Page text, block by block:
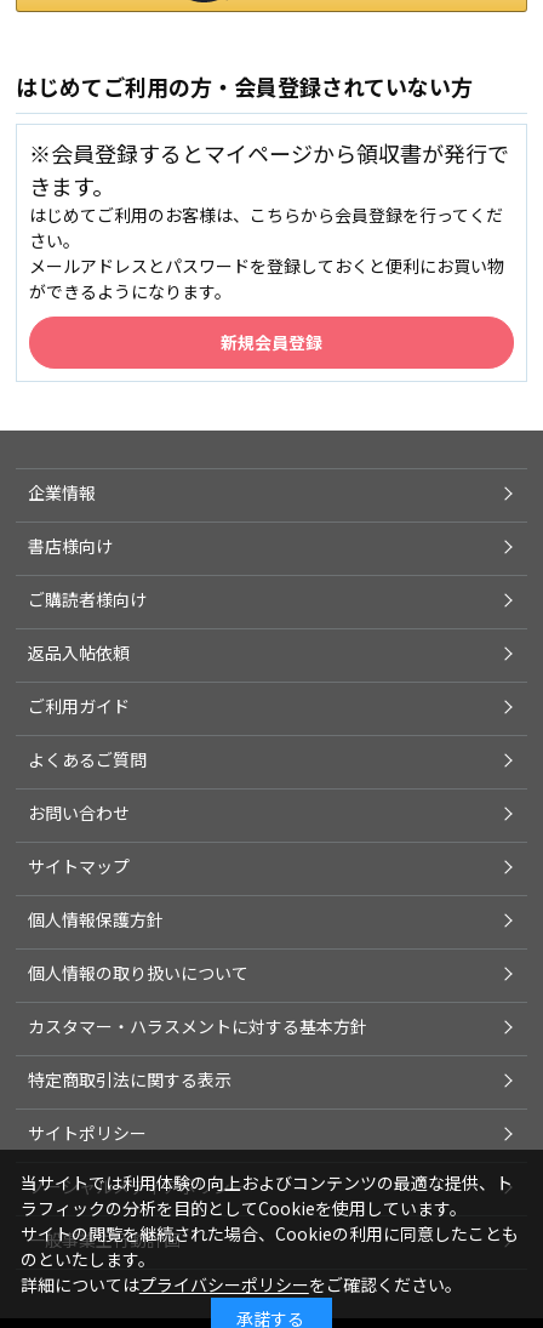
はじめてご利用の方・会員登録されていない方
※会員登録するとマイページから領収書が発行で
きます。
はじめてご利用のお客様は、こちらから会員登録を行ってくだ
さい。
メールアドレスとパスワードを登録しておくと便利にお買い物
ができるようになります。
企業情報
書店様向け
ご購読者様向け
返品入帖依頼
ご利用ガイド
よくあるご質問
お問い合わせ
サイトマップ
個人情報保護方針
個人情報の取り扱いについて
カスタマー・ハラスメントに対する基本方針
特定商取引法に関する表示
サイトポリシー
ソーシャルメディアポリシー
一般事業主行動計画
当サイトでは利用体験の向上およびコンテンツの最適な提供、ト
ラフィックの分析を目的としてCookieを使用しています。
サイトの閲覧を継続された場合、Cookieの利用に同意したことも
のといたします。
詳細についてはプライバシーポリシーをご確認ください。
承諾する